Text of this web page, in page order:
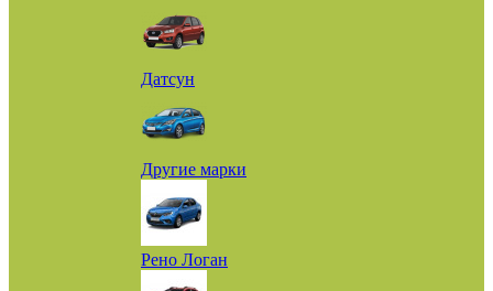
Датсун
Другие марки
Рено Логан